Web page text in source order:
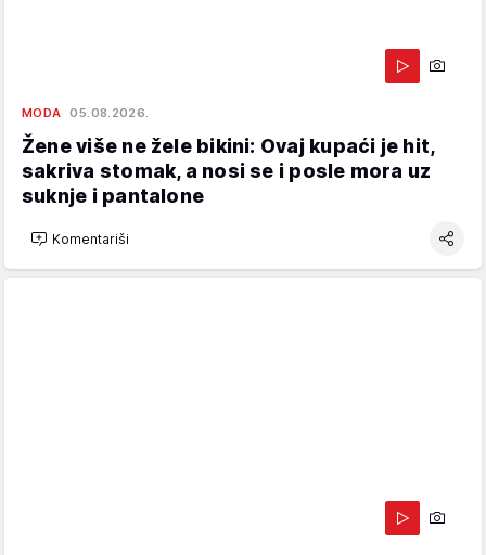
MODA 05.08.2026.
Žene više ne žele bikini: Ovaj kupaći je hit,
sakriva stomak, a nosi se i posle mora uz
suknje i pantalone
Komentariši